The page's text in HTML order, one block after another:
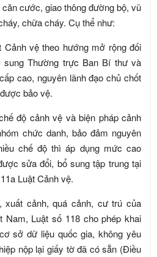
cước, giao thông đường bộ, vũ
chữa cháy. Cụ thể như:
Cảnh vệ theo hướng mở rộng đối
Thường trực Ban Bí thư và
cao, nguyên lãnh đạo chủ chốt
bảo vệ.
độ cảnh vệ và biện pháp cảnh
chức danh, bảo đảm nguyên
chế độ thì áp dụng mức cao
sửa đổi, bổ sung tập trung tại
Luật Cảnh vệ.
xuất cảnh, quá cảnh, cư trú của
Nam, Luật số 118 cho phép khai
sở dữ liệu quốc gia, không yêu
nộp lại giấy tờ đã có sẵn (Điều